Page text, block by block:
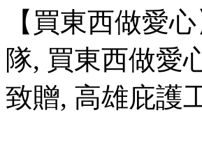
【買東西做愛
隊, 買東西做愛
致贈, 高雄庇護